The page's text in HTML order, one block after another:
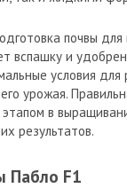
почвы
вспашку и
условия для
урожая.
в
результатов.
Пабло F1